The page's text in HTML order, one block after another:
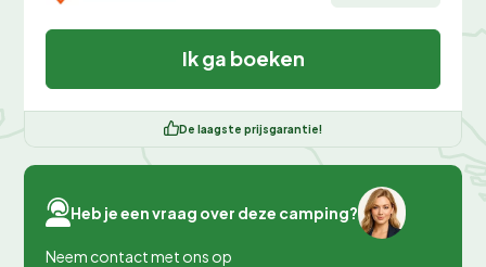
Ik ga boeken
De laagste prijsgarantie!
Heb je een vraag over deze camping?
Neem contact met ons op